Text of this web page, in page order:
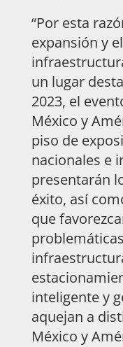
“Por esta
expansión y
un lugar
2023, el
México y
piso de
nacionales e
presentarán
éxito, así
que
inteligente y
aquejan a
México y